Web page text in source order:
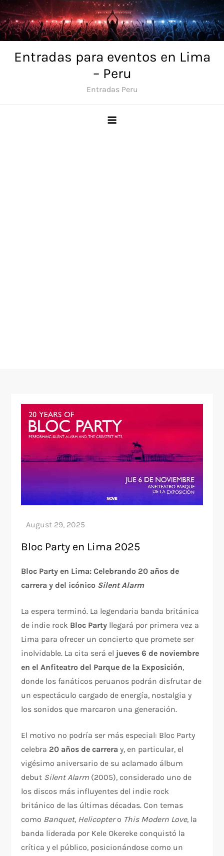
Skip
to
content
Entradas para eventos en Lima
– Peru
Entradas Peru
Bloc Party en Lima 2025
Bloc Party en Lima: Celebrando 20 años de
carrera y del icónico Silent Alarm
La espera terminó. La legendaria banda británica
de indie rock Bloc Party llegará por primera vez a
Lima para ofrecer un concierto que promete ser
inolvidable. La cita será el jueves 6 de noviembre
en el Anfiteatro del Parque de la Exposición,
donde los fanáticos peruanos podrán disfrutar de
un espectáculo cargado de energía, nostalgia y
los sonidos que marcaron una generación.
El motivo no podría ser más especial: Bloc Party
celebra 20 años de carrera y, en particular, el
vigésimo aniversario de su aclamado álbum
debut Silent Alarm (2005), considerado uno de
los discos más influyentes del indie rock
británico de las últimas décadas. Con temas
como Banquet, Helicoptero This Modern Love, la
banda liderada por Kele Okereke conquistó la
crítica y el público, posicionándose como un